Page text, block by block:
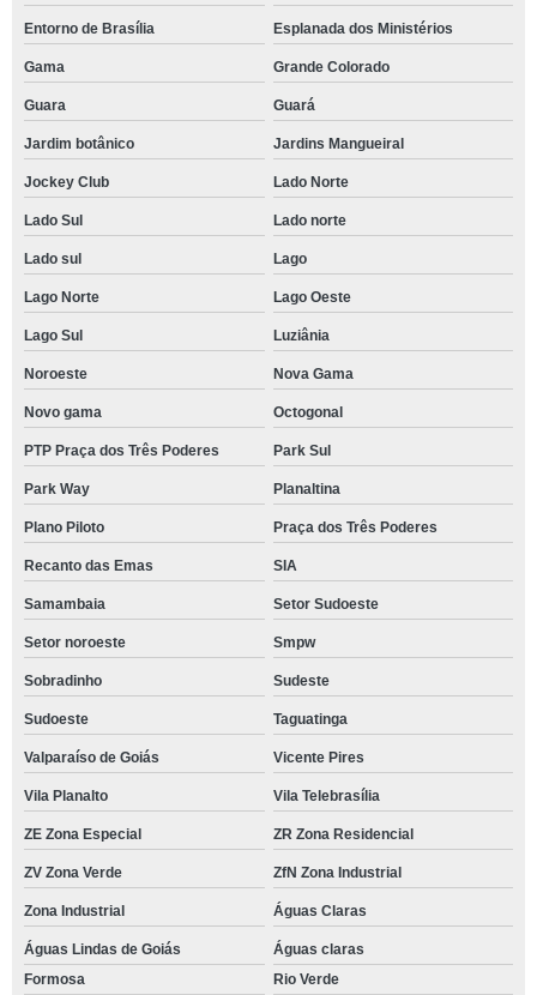
Entorno de Brasília Esplanada dos Ministérios
Gama Grande Colorado
Guara Guará
Jardim botânico Jardins Mangueiral
Jockey Club Lado Norte
Lado Sul Lado norte
Lado sul Lago
Lago Norte Lago Oeste
Lago Sul Luziânia
Noroeste Nova Gama
Novo gama Octogonal
PTP Praça dos Três Poderes Park Sul
Park Way Planaltina
Plano Piloto Praça dos Três Poderes
Recanto das Emas SIA
Samambaia Setor Sudoeste
Setor noroeste Smpw
Sobradinho Sudeste
Sudoeste Taguatinga
Valparaíso de Goiás Vicente Pires
Vila Planalto Vila Telebrasília
ZE Zona Especial ZR Zona Residencial
ZV Zona Verde ZfN Zona Industrial
Zona Industrial Águas Claras
Águas Lindas de Goiás
Águas claras
Formosa
Rio Verde